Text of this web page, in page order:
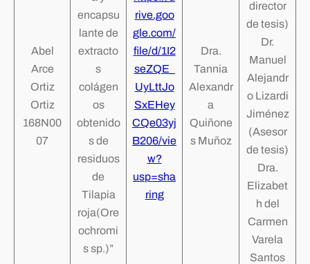
Abel
Arce
Ortiz
Ortiz
168N00
07
encapsu
lante de
extracto
s
colágen
os
obtenido
s de
residuos
de
Tilapia
roja(Ore
ochromi
s sp.)”
rive.goo
gle.com/
file/d/1I2
seZQE_
UyLttJo
SxEHey
CQe03yj
B206/vie
w?
usp=sha
ring
Dra.
Tannia
Alexandr
a
Quiñone
s Muñoz
director
de tesis)
Dr.
Manuel
Alejandr
o Lizardi
Jiménez
(Asesor
de tesis)
Dra.
Elizabet
h del
Carmen
Varela
Santos